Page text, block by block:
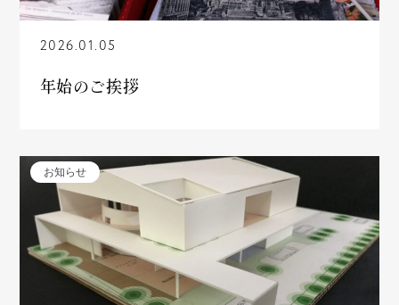
2026.01.05
年始のご挨拶
お知らせ